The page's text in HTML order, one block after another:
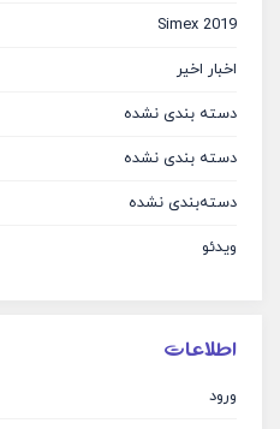
Simex 2019
اخبار اخیر
دسته بندی نشده
دسته بندی نشده
دسته‌بندی نشده
ویدئو
اطلاعات
ورود